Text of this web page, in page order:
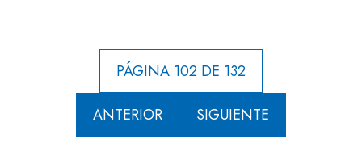
PÁGINA 102 DE 132
ANTERIOR SIGUIENTE